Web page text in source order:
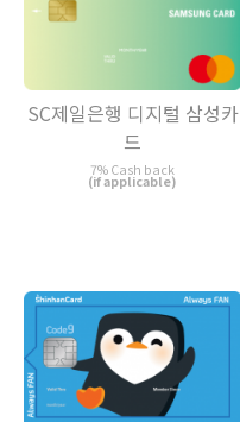
SC제일은행 디지털 삼성카
드
7% Cash back
(if applicable)